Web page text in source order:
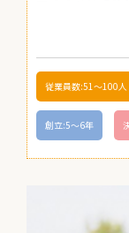
従業員数:51〜100人
創立:5〜6年